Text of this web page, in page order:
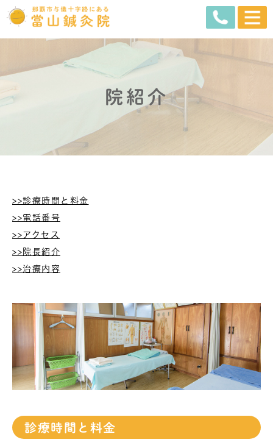
院紹介
>>診療時間と料金
>>電話番号
>>アクセス
>>院長紹介
>>治療内容
診療時間と料金